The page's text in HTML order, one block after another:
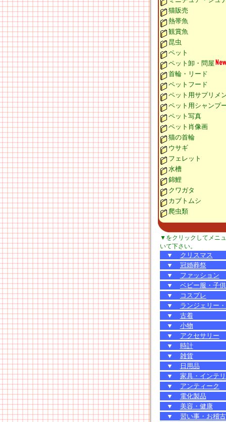
猫販売
熱帯魚
観賞魚
昆虫
ペット
ペット卸・問屋
首輪・リード
ペットフード
ペット用サプリメ
ペット用シャンプ
ペット写真
ペット肖像画
猫の首輪
ウサギ
フェレット
水槽
錦鯉
クワガタ
カブトムシ
爬虫類
▼をクリックしてメニ
いて下さい。
▼
クリスマス
▼
冠婚葬祭
▼
ファッション
▼
ベビー服・子
▼
コスプレ
▼
ランジェリー
▼
古着
▼
小物
▼
アクセサリー
▼
時計
▼
雑貨
▼
日用品
▼
家具・インテ
▼
アンティーク
▼
電化製品
▼
美容・健康
▼
習い事・お稽古